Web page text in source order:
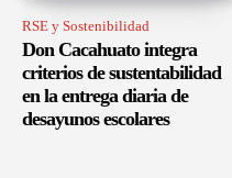
RSE y Sostenibilidad
Don Cacahuato integra
criterios de sustentabilidad
en la entrega diaria de
desayunos escolares